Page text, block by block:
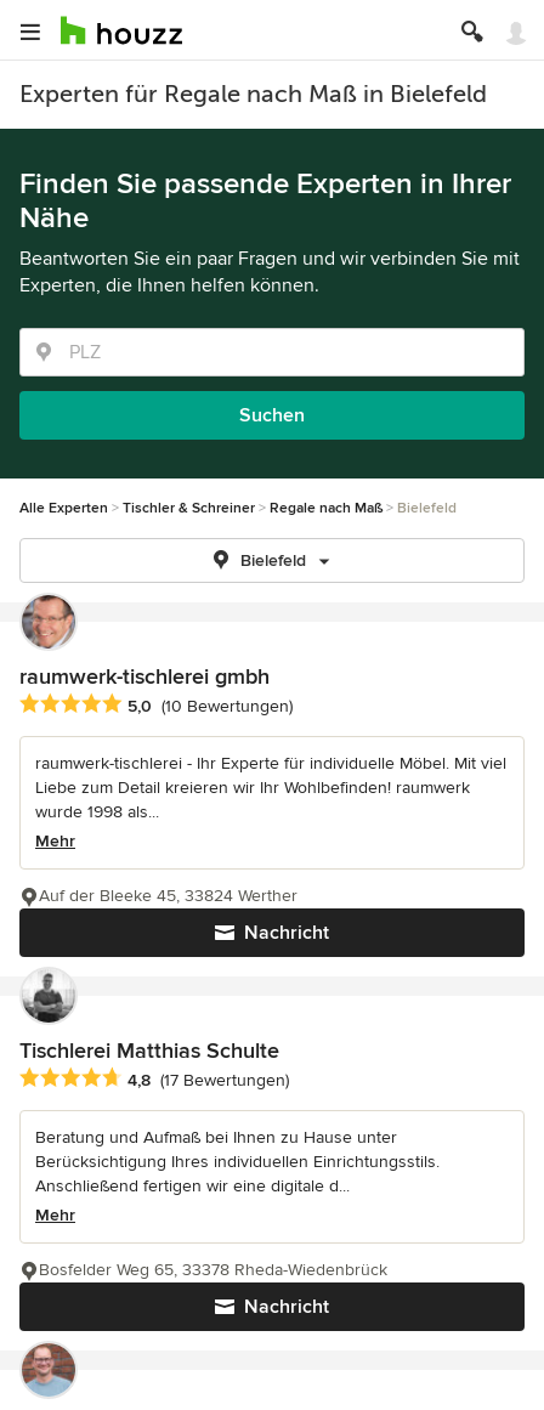
Experten für Regale nach Maß in Bielefeld
Finden Sie passende Experten in Ihrer
Nähe
Beantworten Sie ein paar Fragen und wir verbinden Sie mit
Experten, die Ihnen helfen können.
Suchen
Alle Experten Tischler & Schreiner Regale nach Maß Bielefeld
Bielefeld
raumwerk-tischlerei gmbh
Durchschnittliche Bewertung: 5 von 5 Sternen
5,0 (10 Bewertungen)
raumwerk-tischlerei - Ihr Experte für individuelle Möbel. Mit viel
Liebe zum Detail kreieren wir Ihr Wohlbefinden! raumwerk
wurde 1998 als...
Mehr
Nachricht
Auf der Bleeke 45, 33824 Werther
Tischlerei Matthias Schulte
Durchschnittliche Bewertung: 4.8 von 5 Sternen
4,8 (17 Bewertungen)
Beratung und Aufmaß bei Ihnen zu Hause unter
Berücksichtigung Ihres individuellen Einrichtungsstils.
Anschließend fertigen wir eine digitale d...
Mehr
Nachricht
Bosfelder Weg 65, 33378 Rheda-Wiedenbrück